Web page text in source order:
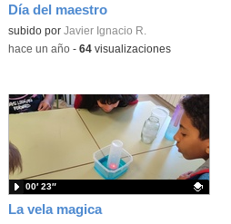
Día del maestro
subido por Javier Ignacio R.
-hace un año- 64visualizaciones
La vela magica
00′ 23″